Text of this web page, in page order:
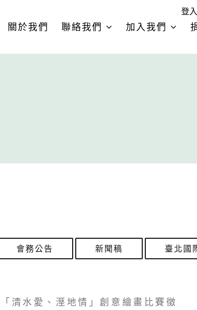
登入
關於我們 聯絡我們 加入我們
會務公告 新聞稿 臺北國
「清水愛、溼地情」創意繪畫比賽徵